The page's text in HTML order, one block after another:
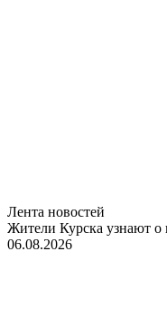
Лента новостей
Жители Курска узнают
06.08.2026